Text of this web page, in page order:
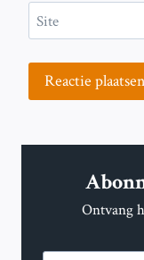
Site
Ontvang